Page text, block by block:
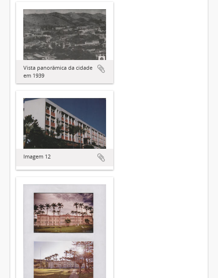
Vista panorâmica da cidade
em 1939
Imagem 12